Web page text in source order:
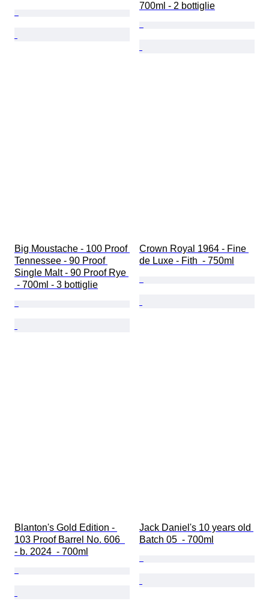
700ml - 2 bottiglie
Big Moustache - 100 Proof
Tennessee - 90 Proof
Single Malt - 90 Proof Rye
- 700ml - 3 bottiglie
Crown Royal 1964 - Fine
de Luxe - Fith  - 750ml
Blanton's Gold Edition -
103 Proof Barrel No. 606
- b. 2024  - 700ml
Jack Daniel's 10 years old
Batch 05  - 700ml